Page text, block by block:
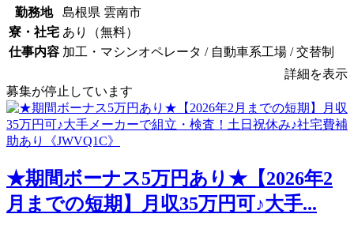
勤務地
島根県 雲南市
寮・社宅 あり（無料）
仕事内容 加工・マシンオペレータ / 自動車系工場 / 交替制
詳細を表示
募集が停止しています
★期間ボーナス5万円あり★【2026年2
月までの短期】月収35万円可♪大手...